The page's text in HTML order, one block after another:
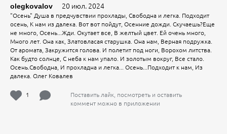
olegkovalov 20 июл. 2024
"Осень" Душа в предчувствии прохлады, Свободна и легка. Подходит
осень, К нам из далека. Вот вот пойдут, Осенние дожди. Скучаешь?Еще
не много, Осень...Жди. Окутает все, В желтый цвет. Ей очень много,
Много лет. Она как, Златовласая старушка. Она нам, Верная подружка.
От аромата, Закружится голова. И полетит под ноги, Ворохом литства.
Как будто солнце, С неба к нам упало. И золотым вокруг, Все стало.
Осень.Свободна, И прохладна и легка... Осень...Подходит к нам, Из
далека. Олег Ковалев
1
Поставить лайк, посмотреть и оставить
коммент можно в приложении